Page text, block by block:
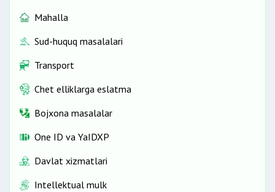
Mahalla
Sud-huquq masalalari
Transport
Chet elliklarga eslatma
Bojxona masalalar
One ID vа YaIDXP
Davlat xizmatlari
Intellektual mulk